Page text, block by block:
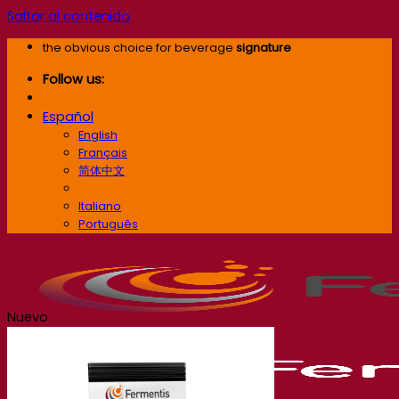
Saltar al contenido
the obvious choice for beverage signature
Follow us:
Español
English
Français
简体中文
Italiano
Português
Nuevo